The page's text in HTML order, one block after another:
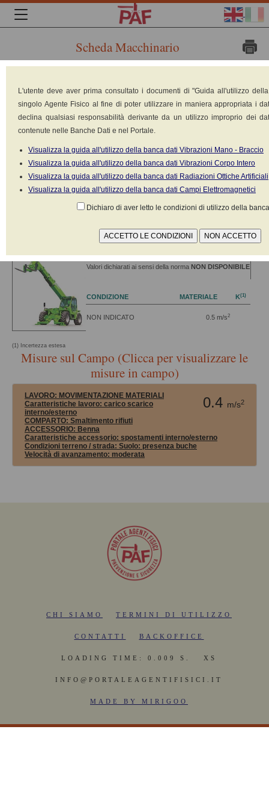
Scheda Macchinario
Manitou
Group
Modello:
MLT 741
120HLSU
Tipologia:
telescopico
semovente
Alimentazione: Motore a scoppio diesel
Valori dichiarati ai sensi della norma NON DISPONIBILE
CONDIZIONE MATERIALE K(1)
NON INDICATO 0.5 m/s2
(1) Incertezza estesa
Misure sul Campo (Clicca per visualizzare le
misure in campo)
0.4 m/s2
LAVORO: MOVIMENTAZIONE MATERIALI
Caratteristiche lavoro: carico scarico
interno/esterno
COMPARTO: Smaltimento rifiuti
ACCESSORIO: Benna
Caratteristiche accessorio: spostamenti interno/esterno
Condizioni terreno / strada: Suolo: presenza buche
Velocità di avanzamento: moderata
CHI SIAMO TERMINI DI UTILIZZO
CONTATTI BACKOFFICE
LOADING TIME: 0.009 S. XS
INFO@PORTALEAGENTIFISICI.IT
MADE BY MIRIGOO
L'utente deve aver prima consultato i documenti di "Guida all'utilizzo
singolo Agente Fisico al fine di poter utilizzare in maniera appropriata i
declina qualsiasi responsabilità derivante da un utilizzo improprio dei
contenute nelle Banche Dati e nel Portale.
Visualizza la guida all'utilizzo della banca dati Vibrazioni Mano - Braccio
Visualizza la guida all'utilizzo della banca dati Vibrazioni Corpo Intero
Visualizza la guida all'utilizzo della banca dati Radiazioni Ottiche Artificiali
Visualizza la guida all'utilizzo della banca dati Campi Elettromagnetici
Dichiaro di aver letto le condizioni di utilizzo della